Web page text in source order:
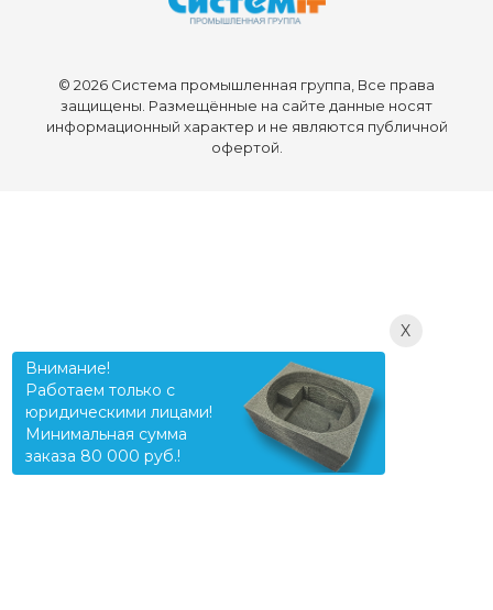
© 2026 Система промышленная группа, Все права
защищены. Размещённые на сайте данные носят
информационный характер и не являются публичной
офертой.
X
Внимание!
Работаем только с
юридическими лицами!
Минимальная сумма
заказа 80 000 руб.!